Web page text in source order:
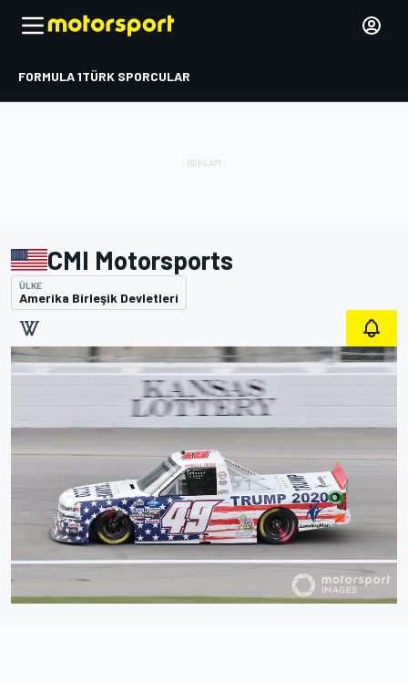
FORMULA 1TÜRK SPORCULAR
CMI Motorsports
ÜLKE
Amerika Birleşik Devletleri